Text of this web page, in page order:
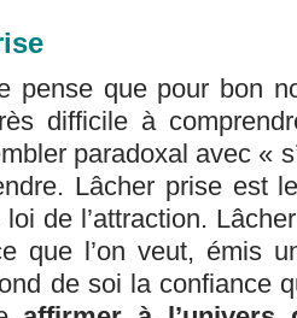
pense que pour bon
difficile à
paradoxal avec «
Lâcher prise est
de l’attraction.
que l’on veut, émis
de soi la confiance